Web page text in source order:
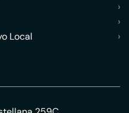
›
›
Local
›